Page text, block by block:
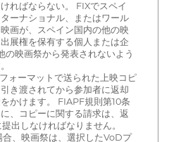
ればならない。 FIXでスペイ
ーナショナル、またはワール
画が、スペイン国内の他の映
展権を保有する個人または企
の映画祭から発表されないよう
ォーマットで送られた上映コピ
き渡されてから参加者に返却
かけます。 FIAPF規則第10条
、コピーに関する請求は、返
出しなければなりません。
、映画祭は、選択したVoDプ